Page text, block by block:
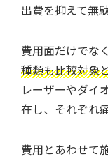
出費を抑えて無
費用面だけでなく
種類も比較対象
レーザーやダイ
在し、それぞれ
費用とあわせて